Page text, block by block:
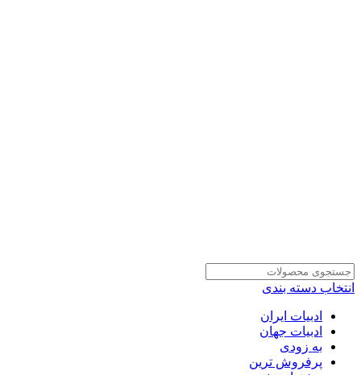
انتخاب دسته بندی
ادبیات ایران
ادبیات جهان
به زودی
پرفروش ترین